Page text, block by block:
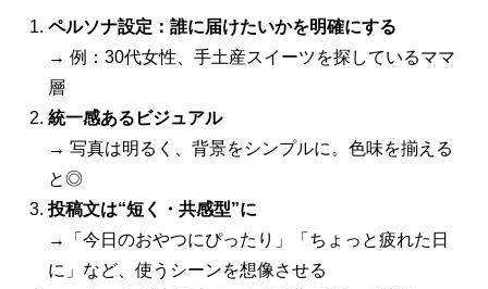
ペルソナ設定：誰に届けたいかを明確にする
→ 例：30代女性、手土産スイーツを探しているママ
層
統一感あるビジュアル
→ 写真は明るく、背景をシンプルに。色味を揃える
と◎
投稿文は“短く・共感型”に
→「今日のおやつにぴったり」「ちょっと疲れた日
に」など、使うシーンを想像させる